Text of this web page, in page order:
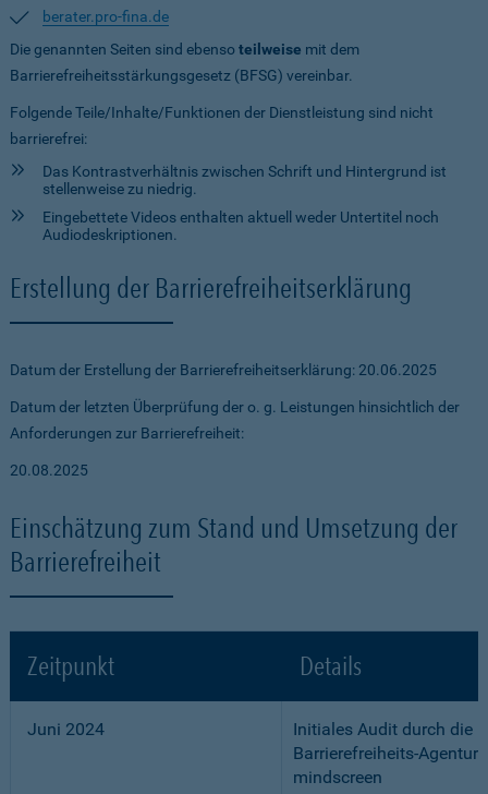
berater.pro-fina.de
Die genannten Seiten sind ebensoteilweise mit dem
Barrierefreiheitsstärkungsgesetz (BFSG) vereinbar.
Folgende Teile/Inhalte/Funktionen der Dienstleistung sind nicht
barrierefrei:
Das Kontrastverhältnis zwischen Schrift und Hintergrund ist
stellenweise zu niedrig.
Eingebettete Videos enthalten aktuell weder Untertitel noch
Audiodeskriptionen.
Erstellung der Barrierefreiheitserklärung
Datum der Erstellung der Barrierefreiheitserklärung: 20.06.2025
Datum der letzten Überprüfung der o. g. Leistungen hinsichtlich der
Anforderungen zur Barrierefreiheit:
20.08.2025
Einschätzung zum Stand und Umsetzung der
Barrierefreiheit
Zeitpunkt Details
Juni 2024
Initiales Audit durch die
Barrierefreiheits-Agentur
mindscreen